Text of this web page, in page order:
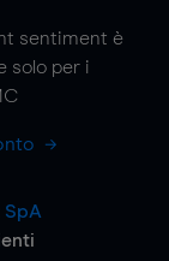
sentiment è
solo per i